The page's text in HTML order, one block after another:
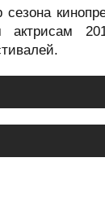
сезона
актрисам